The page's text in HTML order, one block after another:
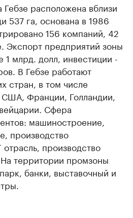
расположена вблизи
537 га, основана в 1986
156 компаний, 42
Экспорт предприятий зоны
1 млрд. долл, инвестиции -
В Гебзе работают
стран, в том числе
Франции, Голландии,
Сфера
машиностроение,
производство
производство
территории промзоны
банки, выставочный и